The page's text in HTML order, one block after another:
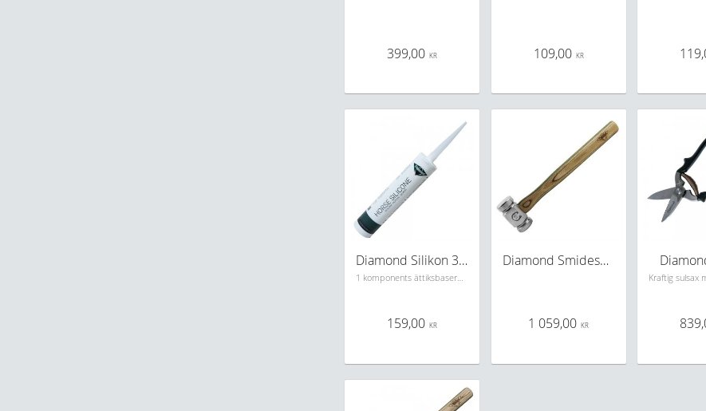
399,00 KR 109,00 KR
Diamond Silikon 310ml
159,00 KR
Diamond Smideshammare
1 059,00 KR